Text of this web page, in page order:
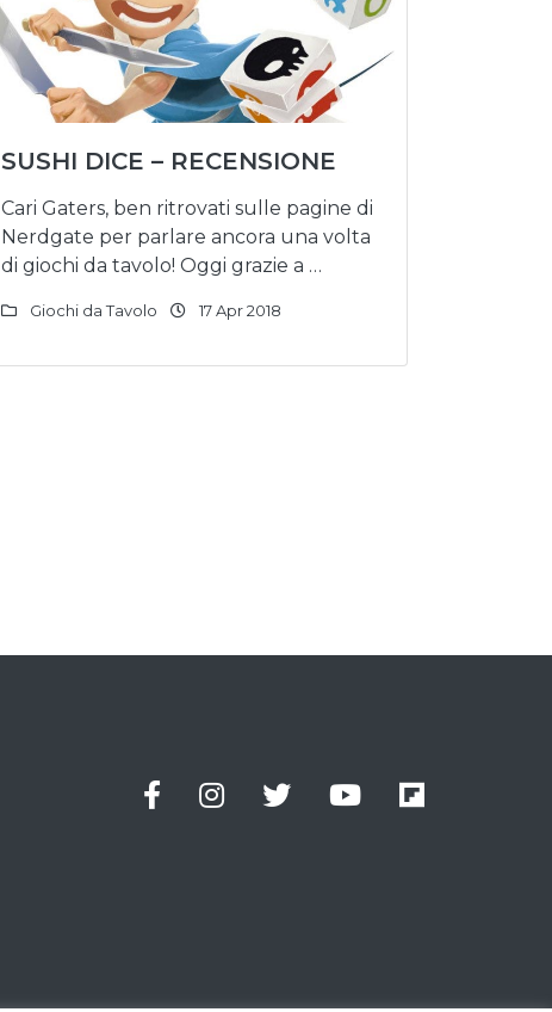
SUSHI DICE – RECENSIONE
Cari Gaters, ben ritrovati sulle pagine di
Nerdgate per parlare ancora una volta
di giochi da tavolo! Oggi grazie a …
Giochi da Tavolo 17 Apr 2018